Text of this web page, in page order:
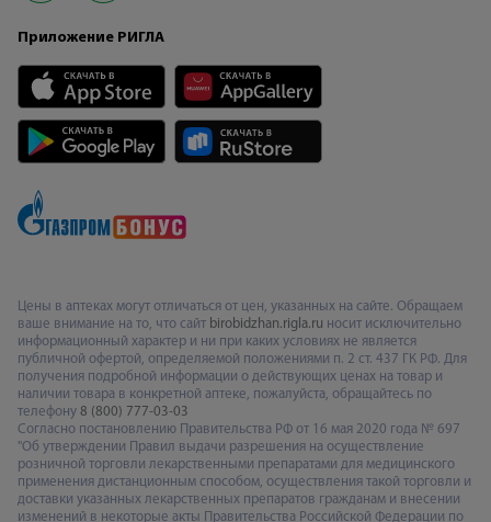
Приложение РИГЛА
Цены в аптеках могут отличаться от цен, указанных на сайте. Обращаем
ваше внимание на то, что сайт birobidzhan.rigla.ru носит исключительно
информационный характер и ни при каких условиях не является
публичной офертой, определяемой положениями п. 2 ст. 437 ГК РФ. Для
получения подробной информации о действующих ценах на товар и
наличии товара в конкретной аптеке, пожалуйста, обращайтесь по
телефону 8 (800) 777-03-03
Согласно постановлению Правительства РФ от 16 мая 2020 года № 697
"Об утверждении Правил выдачи разрешения на осуществление
розничной торговли лекарственными препаратами для медицинского
применения дистанционным способом, осуществления такой торговли и
доставки указанных лекарственных препаратов гражданам и внесении
изменений в некоторые акты Правительства Российской Федерации по